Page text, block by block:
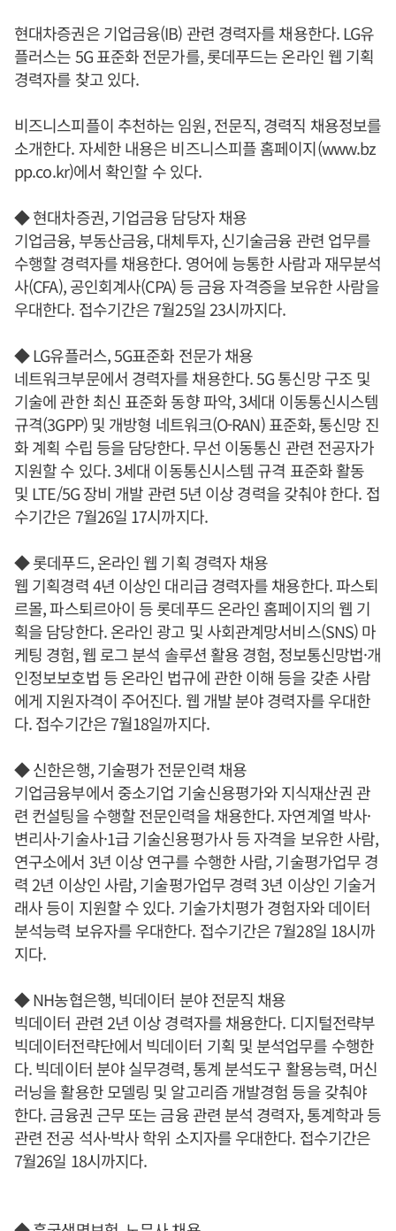
현대차증권은 기업금융(IB) 관련 경력자를 채용한다. LG유
플러스는 5G 표준화 전문가를, 롯데푸드는 온라인 웹 기획
경력자를 찾고 있다.
비즈니스피플이 추천하는 임원, 전문직, 경력직 채용정보를
소개한다. 자세한 내용은 비즈니스피플 홈페이지(www.bz
pp.co.kr)에서 확인할 수 있다.
◆ 현대차증권, 기업금융 담당자 채용
기업금융, 부동산금융, 대체투자, 신기술금융 관련 업무를
수행할 경력자를 채용한다. 영어에 능통한 사람과 재무분석
사(CFA), 공인회계사(CPA) 등 금융 자격증을 보유한 사람을
우대한다. 접수기간은 7월25일 23시까지다.
◆ LG유플러스, 5G표준화 전문가 채용
네트워크부문에서 경력자를 채용한다. 5G 통신망 구조 및
기술에 관한 최신 표준화 동향 파악, 3세대 이동통신시스템
규격(3GPP) 및 개방형 네트워크(O-RAN) 표준화, 통신망 진
화 계획 수립 등을 담당한다. 무선 이동통신 관련 전공자가
지원할 수 있다. 3세대 이동통신시스템 규격 표준화 활동
및 LTE/5G 장비 개발 관련 5년 이상 경력을 갖춰야 한다. 접
수기간은 7월26일 17시까지다.
◆ 롯데푸드, 온라인 웹 기획 경력자 채용
웹 기획경력 4년 이상인 대리급 경력자를 채용한다. 파스퇴
르몰, 파스퇴르아이 등 롯데푸드 온라인 홈페이지의 웹 기
획을 담당한다. 온라인 광고 및 사회관계망서비스(SNS) 마
케팅 경험, 웹 로그 분석 솔루션 활용 경험, 정보통신망법·개
인정보보호법 등 온라인 법규에 관한 이해 등을 갖춘 사람
에게 지원자격이 주어진다. 웹 개발 분야 경력자를 우대한
다. 접수기간은 7월18일까지다.
◆ 신한은행, 기술평가 전문인력 채용
기업금융부에서 중소기업 기술신용평가와 지식재산권 관
련 컨설팅을 수행할 전문인력을 채용한다. 자연계열 박사·
변리사·기술사·1급 기술신용평가사 등 자격을 보유한 사람,
연구소에서 3년 이상 연구를 수행한 사람, 기술평가업무 경
력 2년 이상인 사람, 기술평가업무 경력 3년 이상인 기술거
래사 등이 지원할 수 있다. 기술가치평가 경험자와 데이터
분석능력 보유자를 우대한다. 접수기간은 7월28일 18시까
지다.
◆ NH농협은행, 빅데이터 분야 전문직 채용
빅데이터 관련 2년 이상 경력자를 채용한다. 디지털전략부
빅데이터전략단에서 빅데이터 기획 및 분석업무를 수행한
다. 빅데이터 분야 실무경력, 통계 분석도구 활용능력, 머신
러닝을 활용한 모델링 및 알고리즘 개발경험 등을 갖춰야
한다. 금융권 근무 또는 금융 관련 분석 경력자, 통계학과 등
관련 전공 석사·박사 학위 소지자를 우대한다. 접수기간은
7월26일 18시까지다.